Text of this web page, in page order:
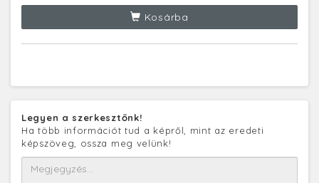
Kosárba
Legyen a szerkesztőnk!
Ha több információt tud a képről, mint az eredeti
képszöveg, ossza meg velünk!